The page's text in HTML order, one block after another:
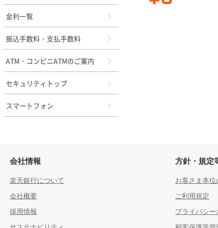
金利一覧
振込手数料・支払手数料
ATM・コンビニATMのご案内
セキュリティトップ
スマートフォン
会社情報
楽天銀行について
会社概要
採用情報
方針・規定
お客さま本
ご利用規定
プライバシー